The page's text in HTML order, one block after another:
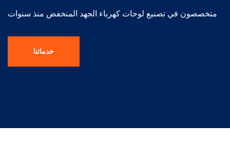
متخصصون في تصنيع لوحات كهرباء الجهد المنخفض منذ سنوات
خدماتنا